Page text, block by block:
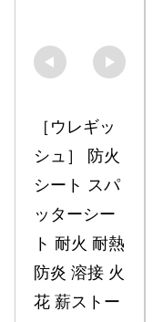
［ウレギッ
シュ］ 防火
シート スパ
ッターシー
ト 耐火 耐熱
防炎 溶接 火
花 薪ストー